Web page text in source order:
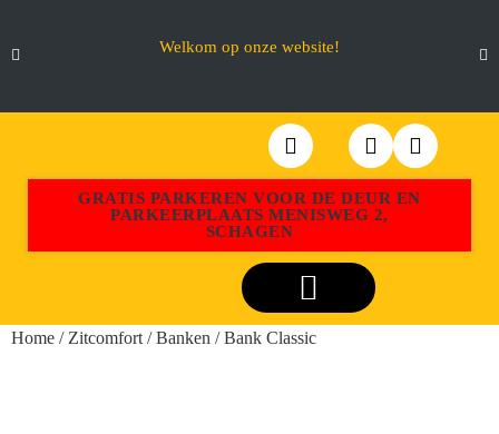
Welkom op onze website!
GRATIS PARKEREN VOOR DE DEUR EN
PARKEERPLAATS MENISWEG 2,
SCHAGEN
Home / Zitcomfort /Banken / Bank Classic